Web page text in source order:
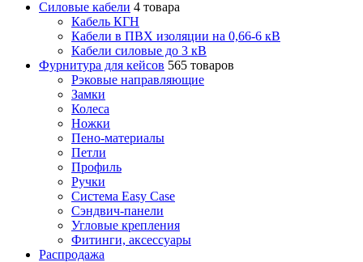
Силовые кабели 4 товара
Кабель КГН
Кабели в ПВХ изоляции на 0,66-6 кВ
Кабели силовые до 3 кВ
Фурнитура для кейсов 565 товаров
Рэковые направляющие
Замки
Колеса
Ножки
Пено-материалы
Петли
Профиль
Ручки
Система Easy Case
Сэндвич-панели
Угловые крепления
Фитинги, аксессуары
Распродажа